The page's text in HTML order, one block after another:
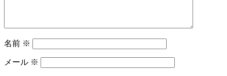
名前 ※
メール ※